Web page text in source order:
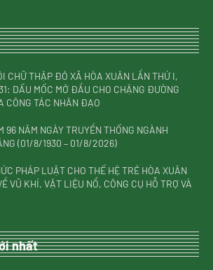
CHỮ THẬP ĐỎ XÃ HÒA XUÂN LẦN THỨ I,
DẤU MỐC MỞ ĐẦU CHO CHẶNG ĐƯỜNG
CÔNG TÁC NHÂN ĐẠO
96 NĂM NGÀY TRUYỀN THỐNG NGÀNH
(01/8/1930 – 01/8/2026)
PHÁP LUẬT CHO THẾ HỆ TRẺ HÒA XUÂN
VŨ KHÍ, VẬT LIỆU NỔ, CÔNG CỤ HỖ TRỢ VÀ
nhất